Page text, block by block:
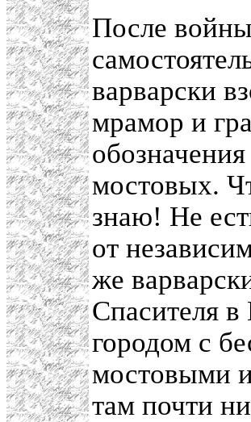
После
варварски
мрамор и
мостовых.
знаю! Не
от
же
Спасителя
городом с
мостовыми
там почти